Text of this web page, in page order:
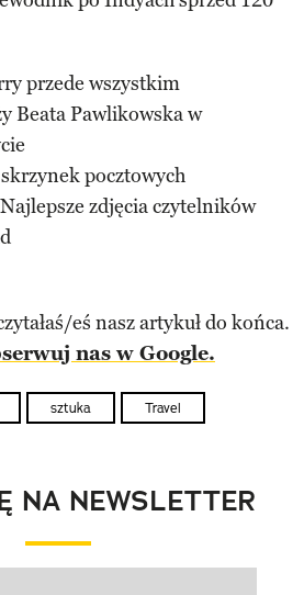
przede wszystkim
Beata Pawlikowska w
pocztowych
zdjęcia czytelników
eś nasz artykuł do końca.
nas w Google.
sztuka Travel
NA NEWSLETTER